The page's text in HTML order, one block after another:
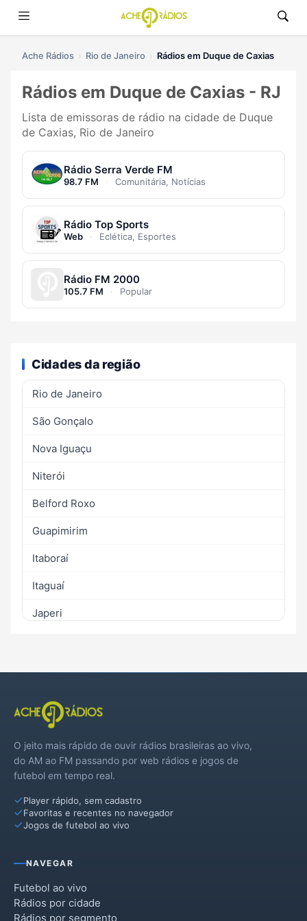
Ache Rádios Rio de Janeiro Rádios em Duque de Caxias
Rádios em Duque de Caxias - RJ
Lista de emissoras de rádio na cidade de Duque
de Caxias, Rio de Janeiro
Rádio Serra Verde FM
98.7 FM · Comunitária, Notícias
Rádio Top Sports
Web · Eclética, Esportes
Rádio FM 2000
105.7 FM · Popular
Cidades da região
Rio de Janeiro
São Gonçalo
Nova Iguaçu
Niterói
Belford Roxo
Guapimirim
Itaboraí
Itaguaí
Japeri
Miguel Pereira
Nilópolis
Paracambi
Petrópolis
Queimados
São João de Meriti
Seropédica
Tanguá
O jeito mais rápido de ouvir rádios brasileiras ao vivo,
do AM ao FM passando por web rádios e jogos de
futebol em tempo real.
Player rápido, sem cadastro
Favoritas e recentes no navegador
Jogos de futebol ao vivo
NAVEGAR
Futebol ao vivo
Rádios por cidade
Rádios por segmento